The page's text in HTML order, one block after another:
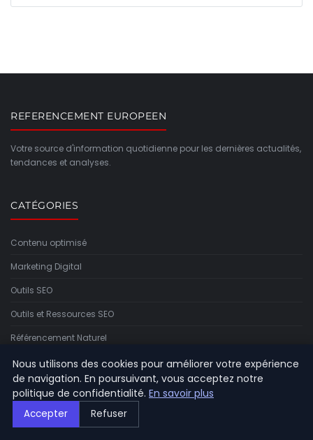
REFERENCEMENT EUROPEEN
Votre source d'information quotidienne pour les dernières actualités,
tendances et analyses.
CATÉGORIES
Contenu optimisé
Marketing Digital
Outils SEO
Outils et Ressources SEO
Référencement Naturel
SEO Local & International
Stratégies SEO
Techniques de référencement
Nous utilisons des cookies pour améliorer votre expérience
de navigation. En poursuivant, vous acceptez notre
politique de confidentialité. En savoir plus
Accepter Refuser